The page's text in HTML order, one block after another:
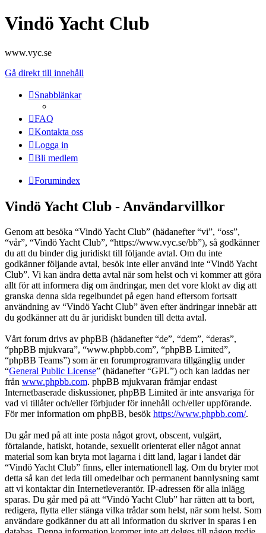
Vindö Yacht Club
www.vyc.se
Gå direkt till innehåll
Snabblänkar
FAQ
Kontakta oss
Logga in
Bli medlem
Forumindex
Vindö Yacht Club - Användarvillkor
Genom att besöka “Vindö Yacht Club” (hädanefter “vi”, “oss”,
“vår”, “Vindö Yacht Club”, “https://www.vyc.se/bb”), så godkänner
du att du binder dig juridiskt till följande avtal. Om du inte
godkänner följande avtal, besök inte eller använd inte “Vindö Yacht
Club”. Vi kan ändra detta avtal när som helst och vi kommer att göra
allt för att informera dig om ändringar, men det vore klokt av dig att
granska denna sida regelbundet på egen hand eftersom fortsatt
användning av “Vindö Yacht Club” även efter ändringar innebär att
du godkänner att du är juridiskt bunden till detta avtal.
Vårt forum drivs av phpBB (hädanefter “de”, “dem”, “deras”,
“phpBB mjukvara”, “www.phpbb.com”, “phpBB Limited”,
“phpBB Teams”) som är en forumprogramvara tillgänglig under
“General Public License” (hädanefter “GPL”) och kan laddas ner
från www.phpbb.com. phpBB mjukvaran främjar endast
Internetbaserade diskussioner, phpBB Limited är inte ansvariga för
vad vi tillåter och/eller förbjuder för innehåll och/eller uppförande.
För mer information om phpBB, besök https://www.phpbb.com/.
Du går med på att inte posta något grovt, obscent, vulgärt,
förtalande, hatiskt, hotande, sexuellt orienterat eller något annat
material som kan bryta mot lagarna i ditt land, lagar i landet där
“Vindö Yacht Club” finns, eller internationell lag. Om du bryter mot
detta så kan det leda till omedelbar och permanent bannlysning samt
att vi kontaktar din Internetleverantör. IP-adressen för alla inlägg
sparas. Du går med på att “Vindö Yacht Club” har rätten att ta bort,
redigera, flytta eller stänga vilka trådar som helst, när som helst. Som
användare godkänner du att all information du skriver in sparas i en